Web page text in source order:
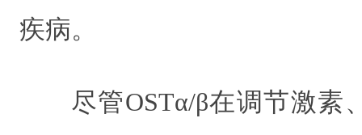
疾病。
尽管OSTα/β在调节激素